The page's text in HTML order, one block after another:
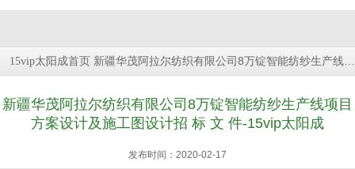
15vip太阳成首页 新疆华茂阿拉尔纺织有限公司8万锭智能纺纱生产线项目方案设计及施工图设计招 标 文 件
新疆华茂阿拉尔纺织有限公司8万锭智能纺纱生产线项目
方案设计及施工图设计招 标 文 件-15vip太阳成
发布时间：2020-02-17